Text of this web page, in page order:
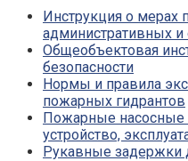
Инструкция о мерах
административных
Общеобъектовая
безопасности
Нормы и правила
пожарных гидрантов
Пожарные насосные
устройство,
Рукавные задержки